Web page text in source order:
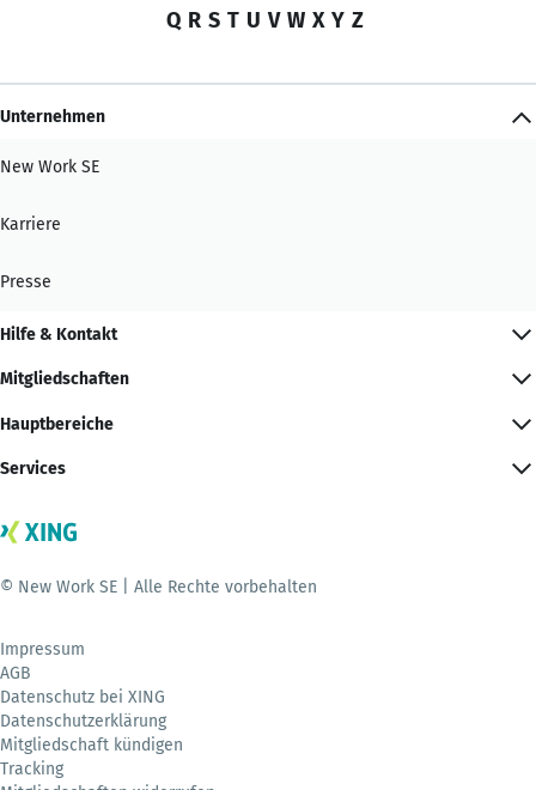
Q R S T U V W X Y Z
Unternehmen
New Work SE
Karriere
Presse
Hilfe & Kontakt
Mitgliedschaften
Hauptbereiche
Services
© New Work SE | Alle Rechte vorbehalten
Impressum
AGB
Datenschutz bei XING
Datenschutzerklärung
Mitgliedschaft kündigen
Tracking